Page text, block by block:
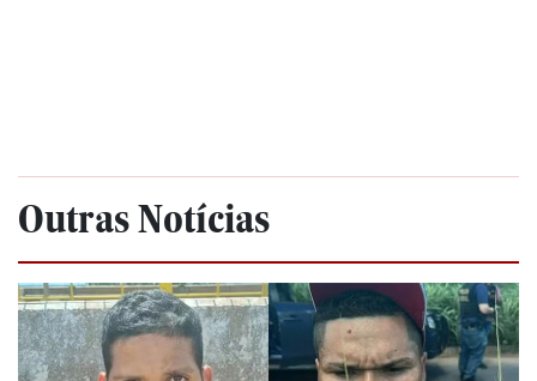
Outras Notícias